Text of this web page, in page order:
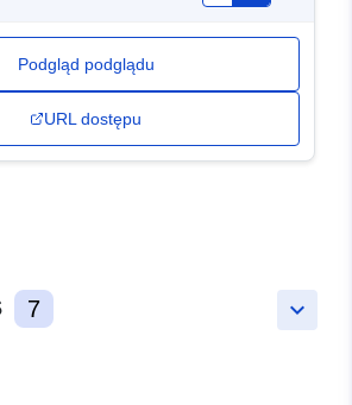
Podgląd podglądu
URL dostępu
keyboard_arrow_down
7